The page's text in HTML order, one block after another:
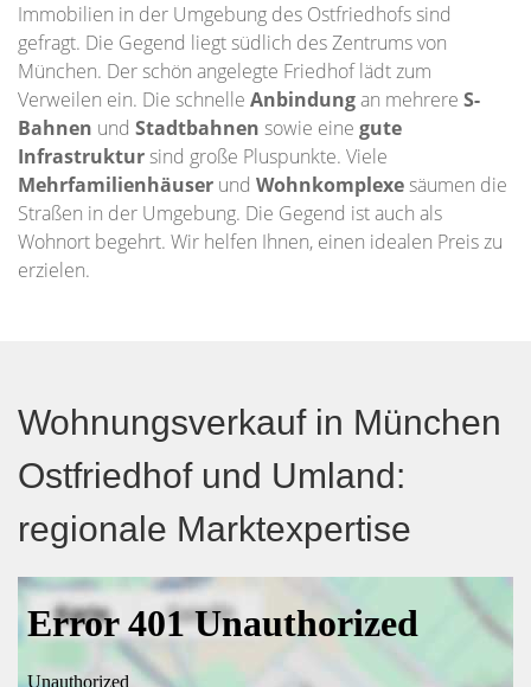
Immobilien in der Umgebung des Ostfriedhofs sind
gefragt. Die Gegend liegt südlich des Zentrums von
München. Der schön angelegte Friedhof lädt zum
Verweilen ein. Die schnelle Anbindungan mehrere S-
Bahnen und Stadtbahnen sowie eine gute
Infrastruktursind große Pluspunkte. Viele
Mehrfamilienhäuser und Wohnkomplexesäumen die
Straßen in der Umgebung. Die Gegend ist auch als
Wohnort begehrt. Wir helfen Ihnen, einen idealen Preis zu
erzielen.
Wohnungsverkauf in München
Ostfriedhof und Umland:
regionale Marktexpertise